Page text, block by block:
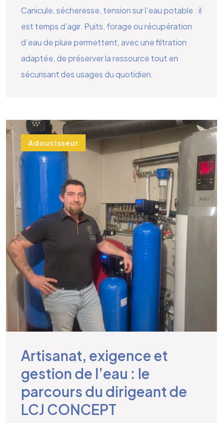
Canicule, sécheresse, tension sur l’eau potable : il
est temps d’agir. Puits, forage ou récupération
d’eau de pluie permettent, avec une filtration
adaptée, de préserver la ressource tout en
sécurisant des usages du quotidien.
Adoucisseur
Artisanat, exigence et
gestion de l’eau : le
parcours du dirigeant de
LCJ CONCEPT